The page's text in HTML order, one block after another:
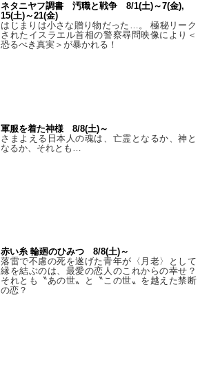
ネタニヤフ調書 汚職と戦争 8/1(土)～7(金),
15(土)～21(金)
はじまりは小さな贈り物だった…。 極秘リーク
されたイスラエル首相の警察尋問映像により＜
恐るべき真実＞が暴かれる！
軍服を着た神様 8/8(土)～
さまよえる日本人の魂は、亡霊となるか、神と
なるか、それとも…
赤い糸 輪廻のひみつ 8/8(土)～
落雷で不慮の死を遂げた青年が〈月老〉として
縁を結ぶのは、最愛の恋人のこれからの幸せ？
それとも〝あの世〟と〝この世〟を越えた禁断
の恋？